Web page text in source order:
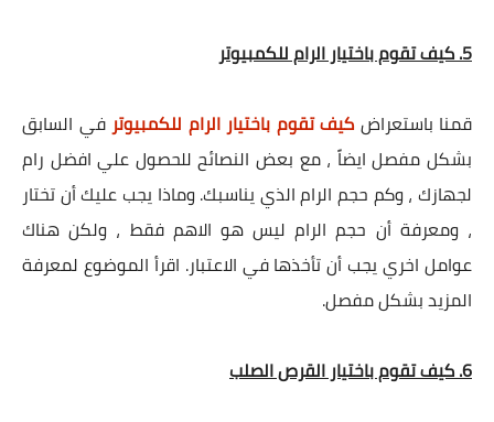
5. كيف تقوم باختيار الرام للكمبيوتر
قمنا باستعراض كيف تقوم باختيار الرام للكمبيوتر في السابق
بشكل مفصل ايضاً ، مع بعض النصائح للحصول علي افضل رام
لجهازك ، وكم حجم الرام الذي يناسبك. وماذا يجب عليك أن تختار
، ومعرفة أن حجم الرام ليس هو الاهم فقط ، ولكن هناك
عوامل اخري يجب أن تأخذها في الاعتبار. اقرأ الموضوع لمعرفة
المزيد بشكل مفصل.
6. كيف تقوم باختيار القرص الصلب